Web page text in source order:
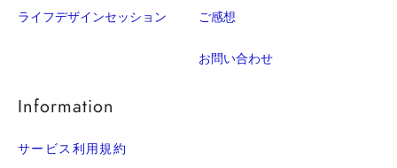
ライフデザインセッション ご感想
お問い合わせ
Information
サービス利用規約